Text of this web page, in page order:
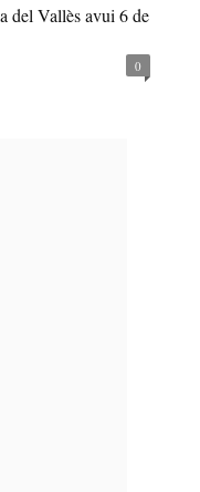
del Vallès avui 6 de
0